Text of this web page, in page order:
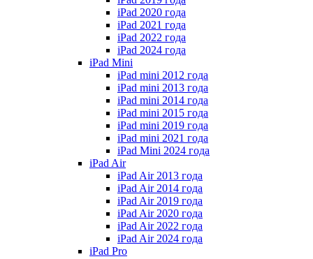
iPad 2020 года
iPad 2021 года
iPad 2022 года
iPad 2024 года
iPad Mini
iPad mini 2012 года
iPad mini 2013 года
iPad mini 2014 года
iPad mini 2015 года
iPad mini 2019 года
iPad mini 2021 года
iPad Mini 2024 года
iPad Air
iPad Air 2013 года
iPad Air 2014 года
iPad Air 2019 года
iPad Air 2020 года
iPad Air 2022 года
iPad Air 2024 года
iPad Pro